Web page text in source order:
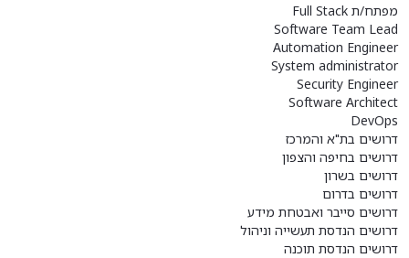
מפתח/ת Full Stack
Software Team Lead
Automation Engineer
System administrator
Security Engineer
Software Architect
DevOps
דרושים בת"א והמרכז
דרושים בחיפה והצפון
דרושים בשרון
דרושים בדרום
דרושים סייבר ואבטחת מידע
דרושים הנדסת תעשייה וניהול
דרושים הנדסת תוכנה